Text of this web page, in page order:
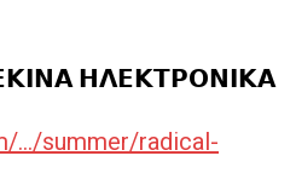
𝝜𝝠𝝚𝝟𝝩𝝦𝝤𝝢𝝞𝝟𝝖
…/summer/radical-